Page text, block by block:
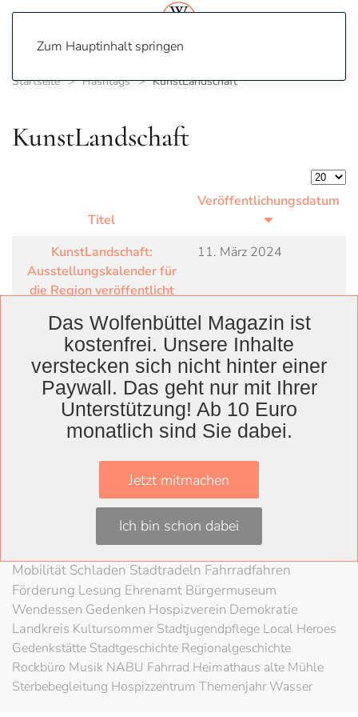
Zum Hauptinhalt springen
Startseite Hashtags KunstLandschaft
KunstLandschaft
Titel
Veröffentlichungsdatum
KunstLandschaft:
Ausstellungskalender für
die Region veröffentlicht
11. März 2024
WolfenbüttelLandkreis
WolfenbüttelLessingtheater Ausstellung
Herzog August BibliothekNachhaltigkeit
KunstvereinMuseum
Braunschweigische LandschaftHABSchloss
80 Jahre KriegsendeLiteratur
SchöppenstedtUmweltschutzLAG Rock
Mobilität Schladen Stadtradeln Fahrradfahren
Förderung Lesung Ehrenamt Bürgermuseum
Wendessen Gedenken Hospizverein Demokratie
Landkreis KultursommerStadtjugendpflege Local Heroes
Gedenkstätte Stadtgeschichte Regionalgeschichte
Rockbüro Musik NABU Fahrrad Heimathaus alte Mühle
Sterbebegleitung Hospizzentrum Themenjahr Wasser
Das Wolfenbüttel Magazin ist
kostenfrei. Unsere Inhalte
verstecken sich nicht hinter einer
Paywall. Das geht nur mit Ihrer
Unterstützung! Ab 10 Euro
monatlich sind Sie dabei.
Jetzt mitmachen
Ich bin schon dabei